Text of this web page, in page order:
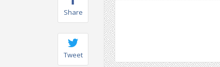
Share
Tweet